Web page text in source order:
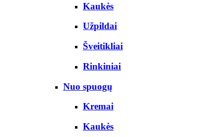
Kaukės
Užpildai
Šveitikliai
Rinkiniai
Nuo spuogų
Kremai
Kaukės